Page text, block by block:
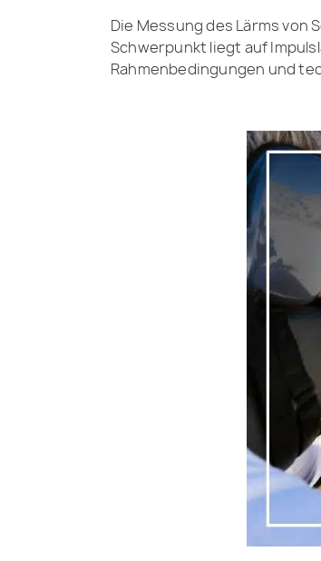
Die Messung des Lärms von
Schwerpunkt liegt auf
Rahmenbedingungen und